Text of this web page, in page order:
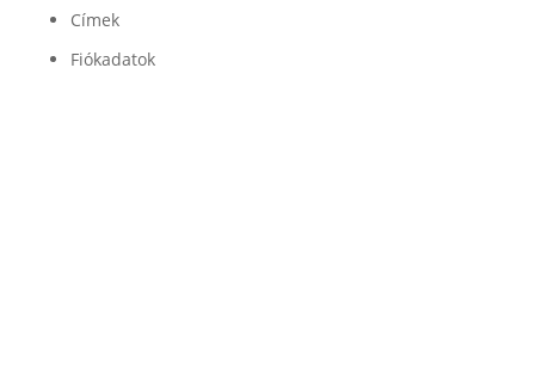
Címek
Fiókadatok